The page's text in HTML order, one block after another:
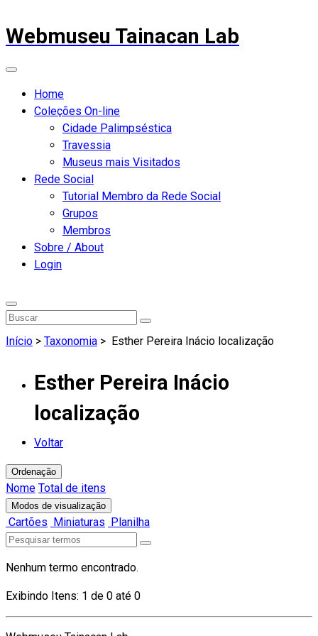
Webmuseu Tainacan Lab
Home
Coleções On-line
Cidade Palimpséstica
Travessia
Museus mais Visitados
Rede Social
Tutorial Membro da Rede Social
Grupos
Membros
Sobre / About
Login
Início > Taxonomia > Esther Pereira Inácio localização
Esther Pereira Inácio
localização
Voltar
Ordenação
Nome Total de itens
Modos de visualização
Cartões Miniaturas Planilha
Nenhum termo encontrado.
Exibindo Itens: 1 de 0 até 0